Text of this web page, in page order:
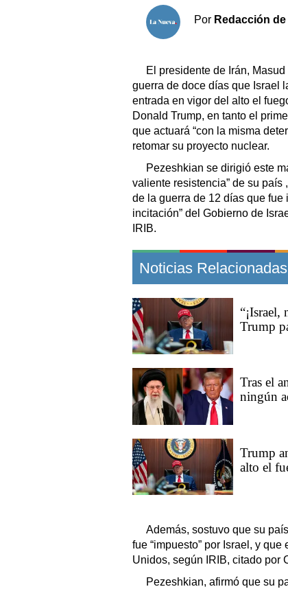
Clasificados
Horóscopo
Servicios
Por Redacción
El presidente de Irán,
guerra de doce días que Israel
entrada en vigor del alto el
Donald Trump, en tanto el
que actuará “con la misma
retomar su proyecto nuclear.
Pezeshkian se dirigió este
valiente resistencia” de su país
de la guerra de 12 días que
incitación” del Gobierno de
IRIB.
Noticias Relacionadas
“¡Israel,
Trump
Tras el
ningún
Trump
alto el
Además, sostuvo que su
fue “impuesto” por Israel, y
Unidos, según IRIB, citado por
Pezeshkian, afirmó que su